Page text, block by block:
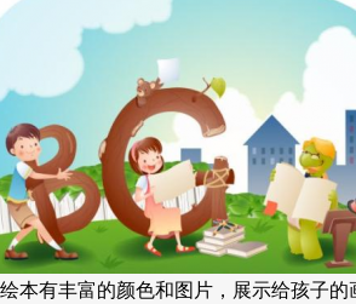
绘本有丰富的颜色和图片，展示给孩子的